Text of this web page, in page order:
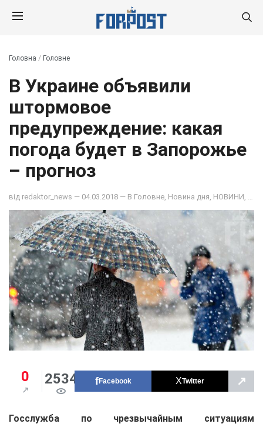
Головна / Головне
В Украине объявили
штормовое
предупреждение: какая
погода будет в Запорожье
– прогноз
від redaktor_news — 04.03.2018 — В Головне Новина дня НОВИНИ
0 2534 Facebook Twitter ↗
Госслужба по чрезвычайным ситуациям